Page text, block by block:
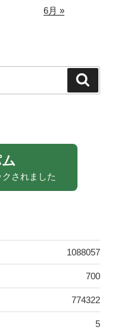
6月 »
されました
1088057
700
774322
5